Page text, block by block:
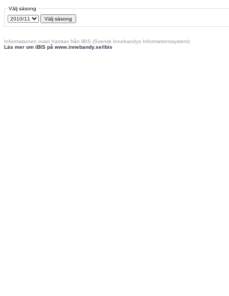
Välj säsong
Informationen ovan hämtas från iBIS (Svensk Innebandys Informationssystem)
Läs mer om iBIS på www.innebandy.se/ibis